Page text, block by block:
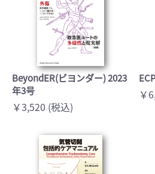
BeyondER(ビヨンダー) 2023
年3号
￥3,520 (税込)
￥